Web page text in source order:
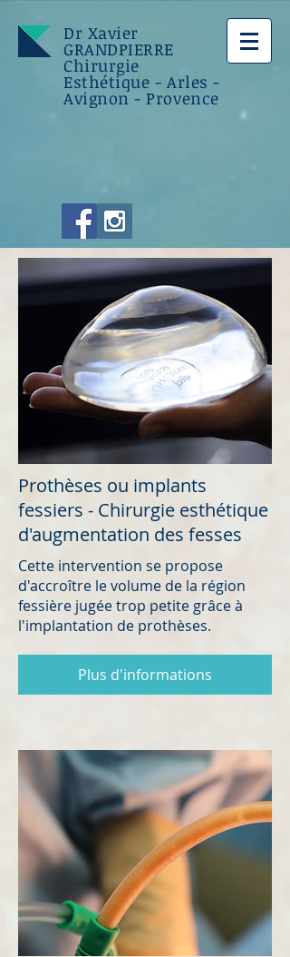
Dr Xavier
GRANDPIERRE
Chirurgie
Esthétique - Arles -
Avignon - Provence
Prothèses ou implants
fessiers - Chirurgie esthétique
d'augmentation des fesses
Cette intervention se propose
d'accroître le volume de la région
fessière jugée trop petite grâce à
l'implantation de prothèses.
Plus d'informations